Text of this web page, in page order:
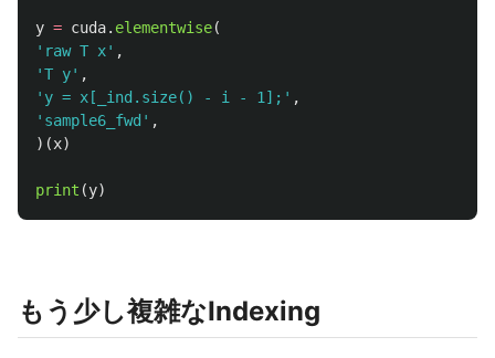
y = cuda. elementwise(
' raw T x' ,
'T y' ,
' y = x[_ind.size() - i - 1]; ' ,
' sample6_fwd ' ,
)(x)
print (y)
もう少し複雑なIndexing